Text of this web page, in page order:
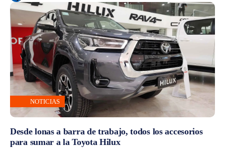
NOTICIAS
Desde lonas a barra de trabajo, todos los accesorios
para sumar a la Toyota Hilux